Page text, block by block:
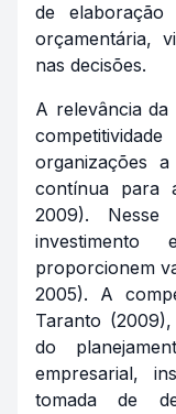
de elaboração
orçamentária,
nas decisões.
A relevância da
organizações
contínua para
2009). Nesse
investimento
proporcionem
2005). A
Taranto
do
empresarial,
tomada de